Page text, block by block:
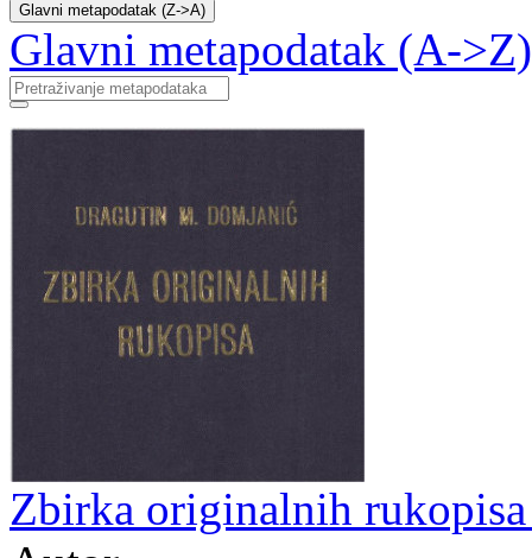
Glavni metapodatak (Z->A)
Glavni metapodatak (A->Z)
Zbirka originalnih